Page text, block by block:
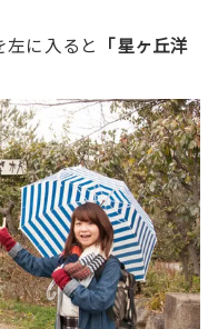
に入ると 「星ヶ丘洋